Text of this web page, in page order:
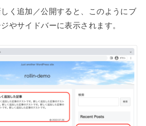
く追加／公開すると、このようにブ
やサイドバーに表示されます。